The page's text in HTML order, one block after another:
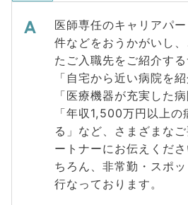
医師専任のキャリアパ
件などをおうかがいし
たご入職先をご紹介する
「自宅から近い病院を
「医療機器が充実した
「年収1,500万円以上の
る」など、さまざまな
ートナーにお伝えくだ
ちろん、非常勤・スポ
行なっております。